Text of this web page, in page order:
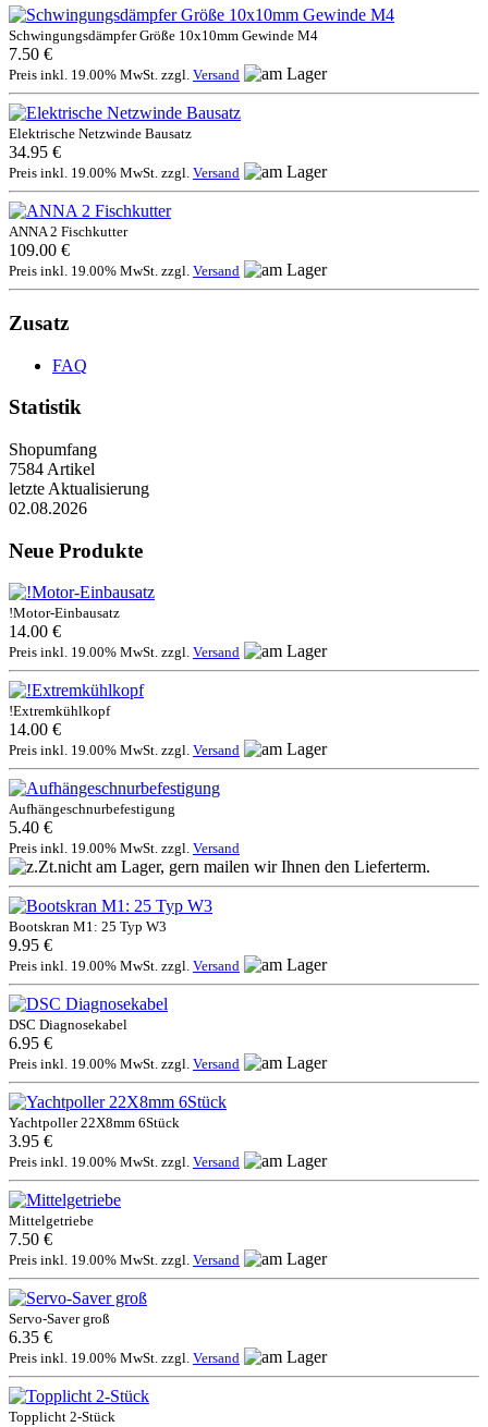
Schwingungsdämpfer Größe 10x10mm Gewinde M4
7.50 €
Preis inkl. 19.00% MwSt. zzgl. Versand
Elektrische Netzwinde Bausatz
34.95 €
Preis inkl. 19.00% MwSt. zzgl. Versand
ANNA 2 Fischkutter
109.00 €
Preis inkl. 19.00% MwSt. zzgl. Versand
Zusatz
FAQ
Statistik
Shopumfang
7584 Artikel
letzte Aktualisierung
02.08.2026
Neue Produkte
!Motor-Einbausatz
14.00 €
Preis inkl. 19.00% MwSt. zzgl. Versand
!Extremkühlkopf
14.00 €
Preis inkl. 19.00% MwSt. zzgl. Versand
Aufhängeschnurbefestigung
5.40 €
Preis inkl. 19.00% MwSt. zzgl. Versand
Bootskran M1: 25 Typ W3
9.95 €
Preis inkl. 19.00% MwSt. zzgl. Versand
DSC Diagnosekabel
6.95 €
Preis inkl. 19.00% MwSt. zzgl. Versand
Yachtpoller 22X8mm 6Stück
3.95 €
Preis inkl. 19.00% MwSt. zzgl. Versand
Mittelgetriebe
7.50 €
Preis inkl. 19.00% MwSt. zzgl. Versand
Servo-Saver groß
6.35 €
Preis inkl. 19.00% MwSt. zzgl. Versand
Topplicht 2-Stück